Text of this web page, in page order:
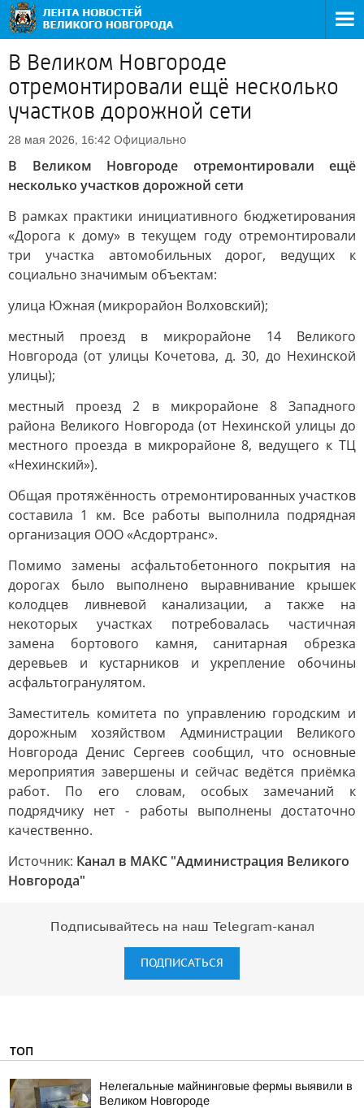
В Великом Новгороде
отремонтировали ещё несколько
участков дорожной сети
28 мая 2026, 16:42 Официально
В Великом Новгороде отремонтировали ещё
несколько участков дорожной сети
В рамках практики инициативного бюджетирования
«Дорога к дому» в текущем году отремонтировали
три участка автомобильных дорог, ведущих к
социально значимым объектам:
улица Южная (микрорайон Волховский);
местный проезд в микрорайоне 14 Великого
Новгорода (от улицы Кочетова, д. 30, до Нехинской
улицы);
местный проезд 2 в микрорайоне 8 Западного
района Великого Новгорода (от Нехинской улицы до
местного проезда в микрорайоне 8, ведущего к ТЦ
«Нехинский»).
Общая протяжённость отремонтированных участков
составила 1 км. Все работы выполнила подрядная
организация ООО «Асдортранс».
Помимо замены асфальтобетонного покрытия на
дорогах было выполнено выравнивание крышек
колодцев ливневой канализации, а также на
некоторых участках потребовалась частичная
замена бортового камня, санитарная обрезка
деревьев и кустарников и укрепление обочины
асфальтогранулятом.
Заместитель комитета по управлению городским и
дорожным хозяйством Администрации Великого
Новгорода Денис Сергеев сообщил, что основные
мероприятия завершены и сейчас ведётся приёмка
работ. По его словам, особых замечаний к
подрядчику нет - работы выполнены достаточно
качественно.
Источник: Канал в МАКС "Администрация Великого
Новгорода"
Подписывайтесь на наш Telegram-канал
ПОДПИСАТЬСЯ
ТОП
Нелегальные майнинговые фермы выявили в
Великом Новгороде